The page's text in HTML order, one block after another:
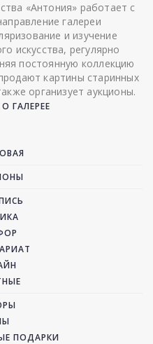
«Антония» работает с
галереи
и изучение
искусства, регулярно
постоянную коллекцию
картины старинных
организует аукционы.
ГАЛЕРЕЕ
ПОДАРКИ